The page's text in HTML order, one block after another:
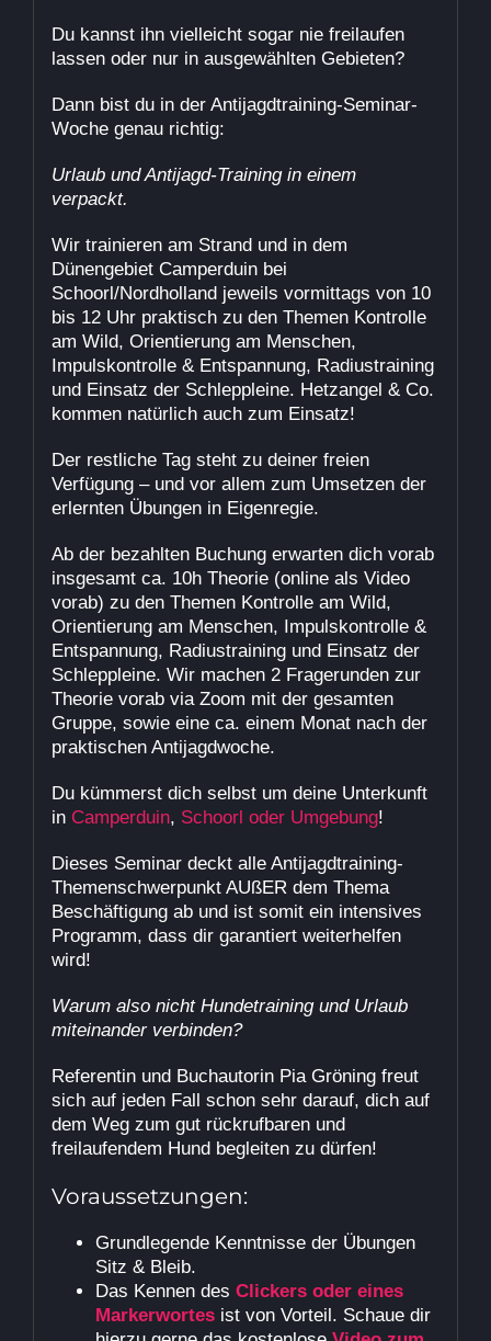
Du kannst ihn vielleicht sogar nie freilaufen
lassen oder nur in ausgewählten Gebieten?
Dann bist du in der Antijagdtraining-Seminar-
Woche genau richtig:
Urlaub und Antijagd-Training in einem
verpackt.
Wir trainieren am Strand und in dem
Dünengebiet Camperduin bei
Schoorl/Nordholland jeweils vormittags von 10
bis 12 Uhr praktisch zu den Themen Kontrolle
am Wild, Orientierung am Menschen,
Impulskontrolle & Entspannung, Radiustraining
und Einsatz der Schleppleine. Hetzangel & Co.
kommen natürlich auch zum Einsatz!
Der restliche Tag steht zu deiner freien
Verfügung – und vor allem zum Umsetzen der
erlernten Übungen in Eigenregie.
Ab der bezahlten Buchung erwarten dich vorab
insgesamt ca. 10h Theorie (online als Video
vorab) zu den Themen Kontrolle am Wild,
Orientierung am Menschen, Impulskontrolle &
Entspannung, Radiustraining und Einsatz der
Schleppleine. Wir machen 2 Fragerunden zur
Theorie vorab via Zoom mit der gesamten
Gruppe, sowie eine ca. einem Monat nach der
praktischen Antijagdwoche.
Du kümmerst dich selbst um deine Unterkunft
in Camperduin, Schoorl oder Umgebung!
Dieses Seminar deckt alle Antijagdtraining-
Themenschwerpunkt AUßER dem Thema
Beschäftigung ab und ist somit ein intensives
Programm, dass dir garantiert weiterhelfen
wird!
Warum also nicht Hundetraining und Urlaub
miteinander verbinden?
Referentin und Buchautorin Pia Gröning freut
sich auf jeden Fall schon sehr darauf, dich auf
dem Weg zum gut rückrufbaren und
freilaufendem Hund begleiten zu dürfen!
Voraussetzungen:
Grundlegende Kenntnisse der Übungen
Sitz & Bleib.
Das Kennen des Clickers oder eines
Markerwortesist von Vorteil. Schaue dir